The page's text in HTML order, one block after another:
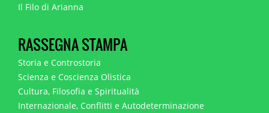
Il Filo di Arianna
RASSEGNA STAMPA
Storia e Controstoria
Scienza e Coscienza Olistica
Cultura, Filosofia e Spiritualità
Internazionale, Conflitti e Autodeterminazione